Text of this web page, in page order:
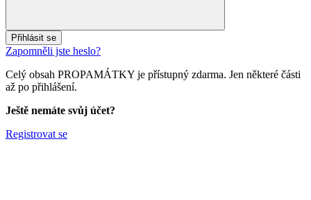
Přihlásit se
Zapomněli jste heslo?
Celý obsah PROPAMÁTKY je přístupný zdarma. Jen některé části
až po přihlášení.
Ještě nemáte svůj účet?
Registrovat se